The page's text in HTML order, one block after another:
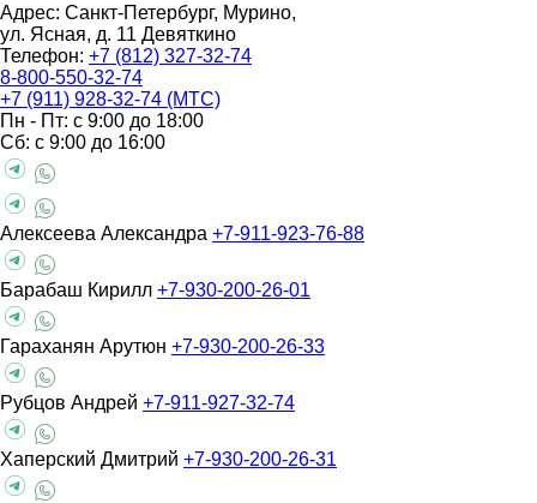
Адрес: Санкт-Петербург, Мурино,
ул. Ясная, д. 11 Девяткино
Телефон: +7 (812) 327-32-74
8-800-550-32-74
+7 (911) 928-32-74 (МТС)
Пн - Пт: с 9:00 до 18:00
Сб: с 9:00 до 16:00
Алексеева Александра +7-911-923-76-88
Барабаш Кирилл +7-930-200-26-01
Гараханян Арутюн +7-930-200-26-33
Рубцов Андрей +7-911-927-32-74
Хаперский Дмитрий +7-930-200-26-31